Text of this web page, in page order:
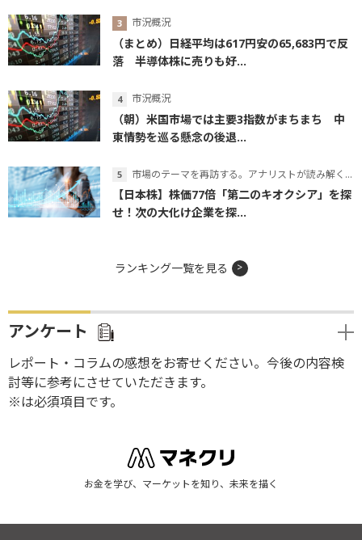
市況概況
（まとめ）日経平均は617円安の65,683円で反
落 半導体株に売りも好...
市況概況
（朝）米国市場では主要3指数がまちまち 中
東情勢を巡る懸念の後退...
市場のテーマを再訪する。アナリストが読み解くテーマの本質
【日本株】株価77倍「第二のキオクシア」を探
せ！次の大化け企業を探...
ランキング一覧を見る
アンケート
レポート・コラムの感想をお寄せください。今後の内容検
討等に参考にさせていただきます。
※は必須項目です。
お金を学び、マーケットを知り、未来を描く